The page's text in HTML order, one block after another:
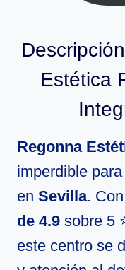
Estética
Regonna
imperdible
en Sevilla.
de 4.9 sobre 5
este centro se